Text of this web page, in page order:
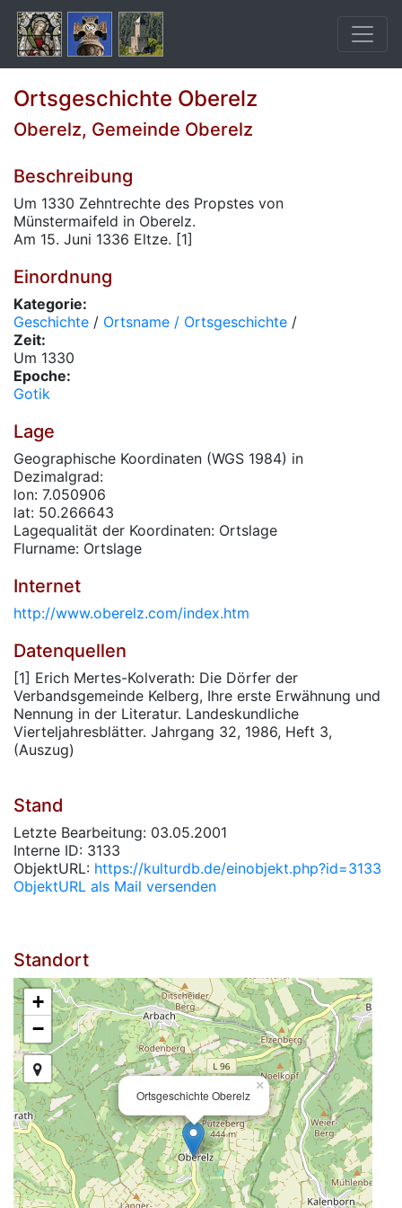
Ortsgeschichte Oberelz
Oberelz, Gemeinde Oberelz
Beschreibung
Um 1330 Zehntrechte des Propstes von
Münstermaifeld in Oberelz.
Am 15. Juni 1336 Eltze. [1]
Einordnung
Kategorie:
Geschichte / Ortsname / Ortsgeschichte /
Zeit:
Um 1330
Epoche:
Gotik
Lage
Geographische Koordinaten (WGS 1984) in
Dezimalgrad:
lon: 7.050906
lat: 50.266643
Lagequalität der Koordinaten: Ortslage
Flurname: Ortslage
Internet
http://www.oberelz.com/index.htm
Datenquellen
[1] Erich Mertes-Kolverath: Die Dörfer der
Verbandsgemeinde Kelberg, Ihre erste Erwähnung und
Nennung in der Literatur. Landeskundliche
Vierteljahresblätter. Jahrgang 32, 1986, Heft 3,
(Auszug)
Stand
Letzte Bearbeitung: 03.05.2001
Interne ID: 3133
ObjektURL: https://kulturdb.de/einobjekt.php?id=3133
ObjektURL als Mail versenden
Standort
Ortsgeschichte Oberelz
×
+
−